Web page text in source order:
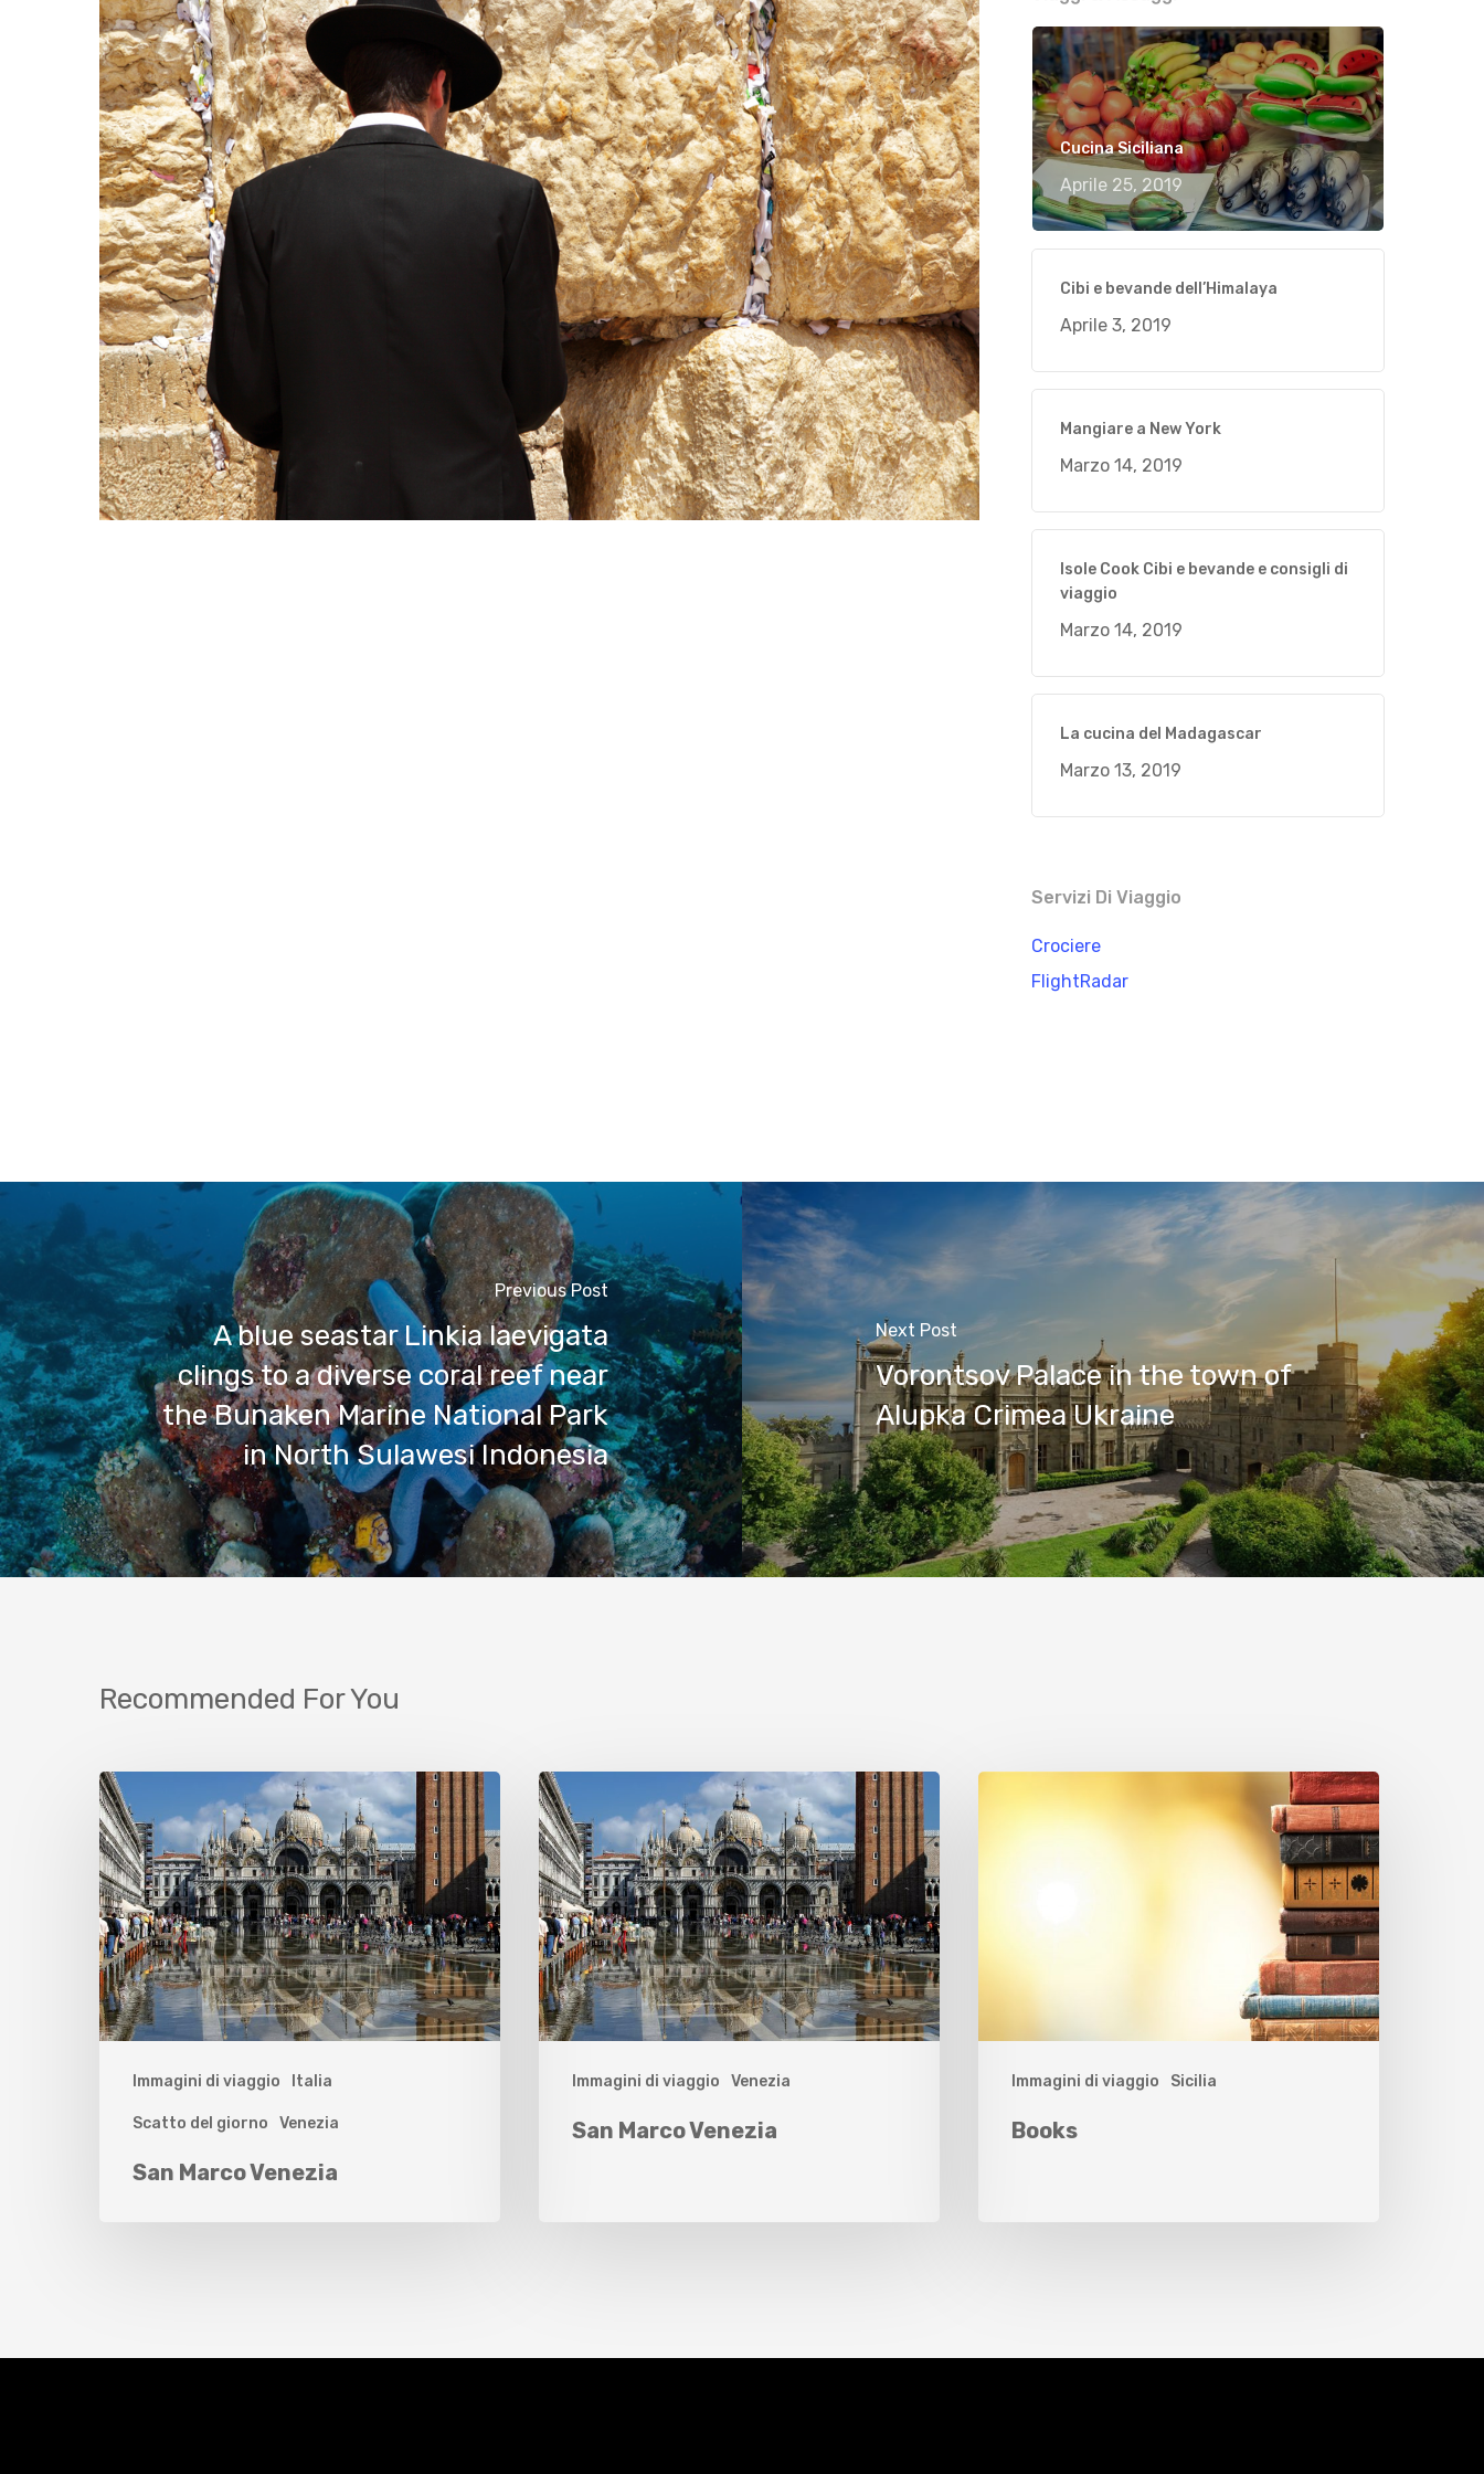
Hit enter to search or ESC to close
Cucina Siciliana
Aprile 25, 2019
Cibi e bevande dell’Himalaya
Aprile 3, 2019
Mangiare a New York
Marzo 14, 2019
Isole Cook Cibi e bevande e consigli di
viaggio
Marzo 14, 2019
La cucina del Madagascar
Marzo 13, 2019
Servizi Di Viaggio
Crociere
FlightRadar
Previous Post
A blue seastar Linkia laevigata
clings to a diverse coral reef near
the Bunaken Marine National Park
in North Sulawesi Indonesia
Next Post
Vorontsov Palace in the town of
Alupka Crimea Ukraine
Recommended For You
Immagini di viaggio Italia
Scatto del giorno Venezia
San Marco Venezia
Immagini di viaggio Venezia
San Marco Venezia
Immagini di viaggio Sicilia
Books